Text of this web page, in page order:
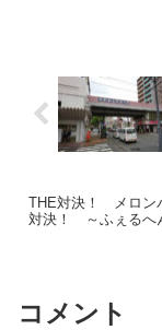
THE対決！ メロン
対決！ ～ふぇるへ
コメント